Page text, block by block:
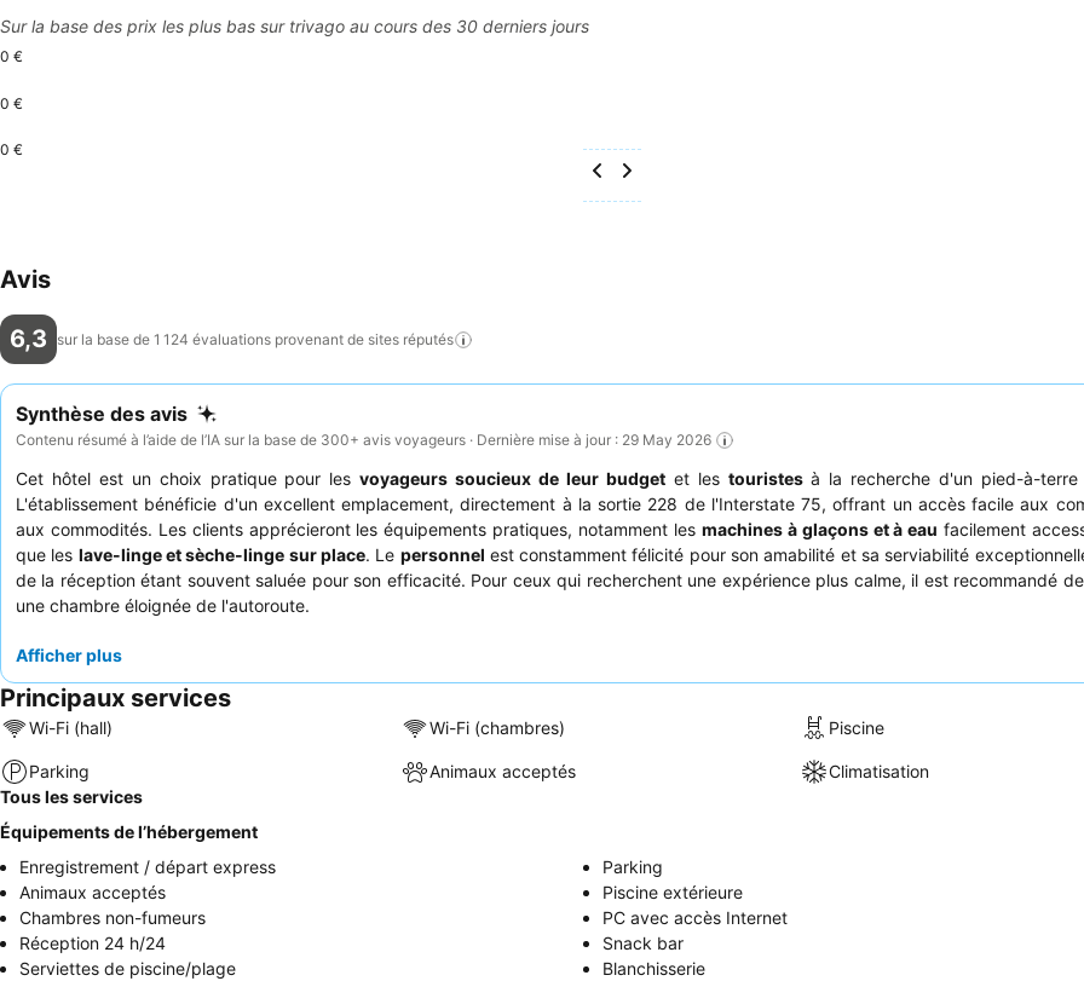
Sur la base des prix les plus bas sur trivago au cours des 30 derniers jours
0 €
0 €
0 €
Avis
6,3 sur la base de 1 124 évaluations provenant de sites réputés
Synthèse des avis
Contenu résumé à l’aide de l’IA sur la base de 300+ avis voyageurs · Dernière mise à jour : 29 May 2026
Cet hôtel est un choix pratique pour lesvoyageurs soucieux de leur budgetet les touristesà la recherche d'un pied-à-terre
L'établissement bénéficie d'un excellent emplacement, directement à la sortie 228 de l'Interstate 75, offrant un accès facile aux
aux commodités. Les clients apprécieront les équipements pratiques, notamment les machines à glaçons et à eau facilement
que les lave-linge et sèche-linge sur place. Le personnel est constamment félicité pour son amabilité et sa serviabilité
de la réception étant souvent saluée pour son efficacité. Pour ceux qui recherchent une expérience plus calme, il est recommandé
une chambre éloignée de l'autoroute.
Afficher plus
Principaux services
Wi-Fi (hall) Wi-Fi (chambres) Piscine
Parking Animaux acceptés
Climatisation
Tous les services
Équipements de l’hébergement
Enregistrement / départ express
Parking
Animaux acceptés
Piscine extérieure
Chambres non-fumeurs
PC avec accès Internet
Réception 24 h/24
Snack bar
Serviettes de piscine/plage
Blanchisserie